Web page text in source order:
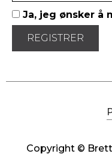
Ja, jeg ønsker å
Copyright ©